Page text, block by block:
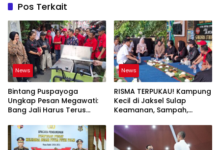
Pos Terkait
News
Bintang Puspayoga
Ungkap Pesan Megawati:
Bang Jali Harus Terus
Dikembangkan
News
RISMA TERPUKAU! Kampung
Kecil di Jaksel Sulap
Keamanan, Sampah,
Jadi Satu Sistem